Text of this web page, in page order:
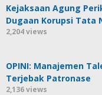
Kejaksaan Agung
Dugaan Korupsi Tata
2,204 views
OPINI: Manajemen
Terjebak Patronase
2,136 views